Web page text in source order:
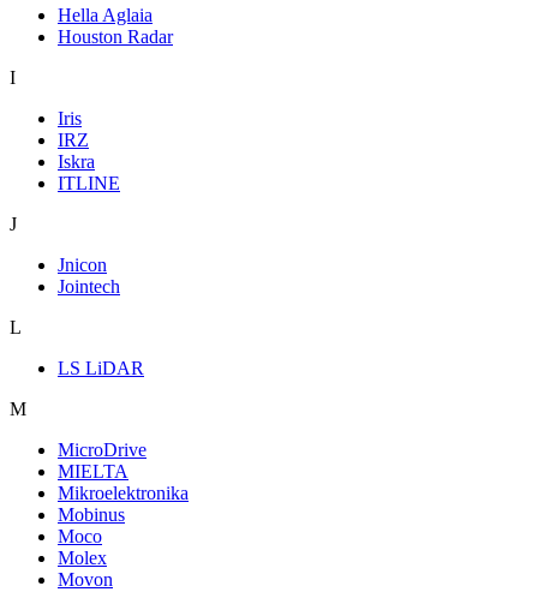
Hella Aglaia
Houston Radar
I
Iris
IRZ
Iskra
ITLINE
J
Jnicon
Jointech
L
LS LiDAR
M
MicroDrive
MIELTA
Mikroelektronika
Mobinus
Moco
Molex
Movon